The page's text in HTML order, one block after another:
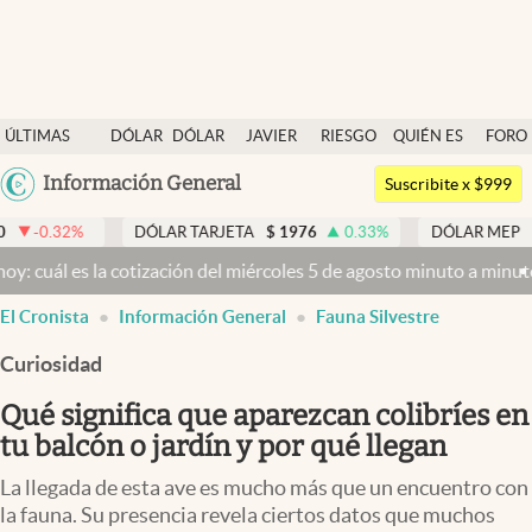
ÚLTIMAS
NOTICIAS
DÓLAR
DÓLAR
JAVIER
RIESGO
QUIÉN ES
QUIÉN
FORO
Argentina
México
Información General
Dólar
Members
Economía y Política
Finanzas y Mercados
Mercados Online
Negocios
Columnistas
Otras secciones
Apertura
Suscribite x $999
DÓLAR TARJETA $ 1976 0.33% DÓLAR MEP 1518,45
del miércoles 5 de agosto minuto a minutoDólar hoy y
El Cronista Información General Fauna Silvestre
Curiosidad
Qué significa que aparezcan colibríes en
tu balcón o jardín y por qué llegan
La llegada de esta ave es mucho más que un encuentro con
la fauna. Su presencia revela ciertos datos que muchos